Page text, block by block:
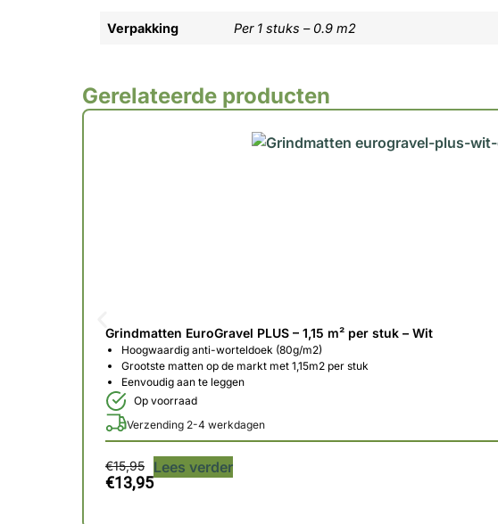
Verpakking Per 1 stuks – 0.9 m2
Gerelateerde producten
Grindmatten EuroGravel PLUS – 1,15 m² per stuk – Wit
Hoogwaardig anti-worteldoek (80g/m2)
Grootste matten op de markt met 1,15m2 per stuk
Eenvoudig aan te leggen
Op voorraad
Verzending 2-4 werkdagen
€15,95
€13,95
Lees verder